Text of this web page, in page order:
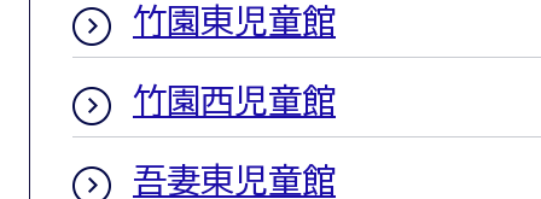
竹園東児童館
竹園西児童館
吾妻東児童館